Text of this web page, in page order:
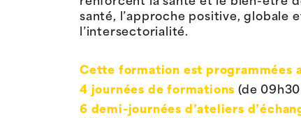
santé, l’approche positive, globale
l’intersectorialité.
Cette formation est programmées
4 journées de formations (de 09h30
6 demi-journées d’ateliers